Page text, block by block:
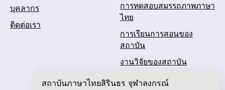
บุคลากร
ติดต่อเรา
การทดสอบสมรรถภาพภาษา
ไทย
การเรียนการสอนของ
สถาบัน
งานวิจัยของสถาบัน
ปฏิทินกิจกรรมของสถาบัน
สถาบันภาษาไทยสิรินธร จุฬาลงกรณ์